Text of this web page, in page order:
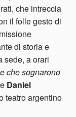
che intreccia
il folle gesto di
di storia e
sede, a orari
che sognarono
Daniel
teatro argentino